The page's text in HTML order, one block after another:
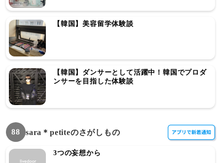
【韓国】美容留学体験談
【韓国】ダンサーとして活躍中！韓国でプロダ
ンサーを目指した体験談
88 sara＊petiteのさがしもの
3つの妄想から